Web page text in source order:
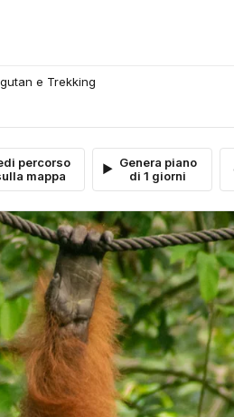
e Trekking
percorso
mappa
Genera piano
di 1 giorni